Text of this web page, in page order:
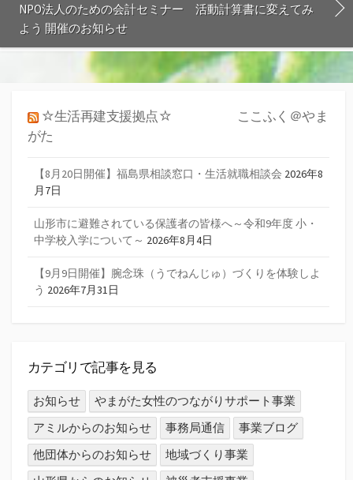
NPO法人のための会計セミナー 活動計算書に変えてみ
よう 開催のお知らせ
☆生活再建支援拠点☆ ここふく＠やま
がた
【8月20日開催】福島県相談窓口・生活就職相談会 2026年8
月7日
山形市に避難されている保護者の皆様へ～令和9年度 小・
中学校入学について～ 2026年8月4日
【9月9日開催】腕念珠（うでねんじゅ）づくりを体験しよ
う 2026年7月31日
カテゴリで記事を見る
お知らせ
やまがた女性のつながりサポート事業
アミルからのお知らせ
事務局通信
事業ブログ
他団体からのお知らせ
地域づくり事業